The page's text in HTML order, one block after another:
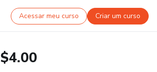
Acessar meu curso Criar um curso
$4.00